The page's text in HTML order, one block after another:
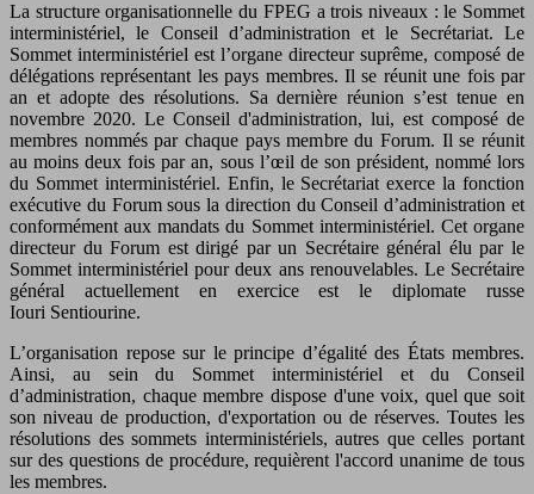
La structure organisationnelle du FPEG a trois niveaux : le Sommet
interministériel, le Conseil d’administration et le Secrétariat. Le
Sommet interministériel est l’organe directeur suprême, composé de
délégations représentant les pays membres. Il se réunit une fois par
an et adopte des résolutions. Sa dernière réunion s’est tenue en
novembre 2020. Le Conseil d'administration, lui, est composé de
membres nommés par chaque pays membre du Forum. Il se réunit
au moins deux fois par an, sous l’œil de son président, nommé lors
du Sommet interministériel. Enfin, le Secrétariat exerce la fonction
exécutive du Forum sous la direction du Conseil d’administration et
conformément aux mandats du Sommet interministériel. Cet organe
directeur du Forum est dirigé par un Secrétaire général élu par le
Sommet interministériel pour deux ans renouvelables. Le Secrétaire
général actuellement en exercice est le diplomate russe
Iouri Sentiourine.
L’organisation repose sur le principe d’égalité des États membres.
Ainsi, au sein du Sommet interministériel et du Conseil
d’administration, chaque membre dispose d'une voix, quel que soit
son niveau de production, d'exportation ou de réserves. Toutes les
résolutions des sommets interministériels, autres que celles portant
sur des questions de procédure, requièrent l'accord unanime de tous
les membres.